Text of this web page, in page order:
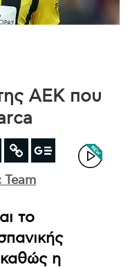
ΑΕΚ που
Team
το
η